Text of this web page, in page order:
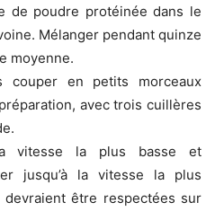
de poudre protéinée dans le
Mélanger pendant quinze
moyenne.
couper en petits morceaux
avec trois cuillères
vitesse la plus basse et
jusqu’à la vitesse la plus
être respectées sur